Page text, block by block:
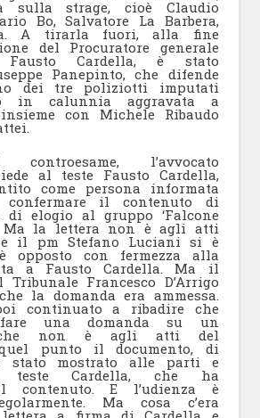
sulla strage, cioè Claudio
Bo, Salvatore La Barbera,
A tirarla fuori, alla fine
del Procuratore generale
Cardella, è stato
Panepinto, che difende
dei tre poliziotti imputati
in calunnia aggravata a
con Michele Ribaudo
l’avvocato
al teste Fausto Cardella,
come persona informata
il contenuto di
elogio al gruppo ‘Falcone
Ma la lettera non è agli atti
e il pm Stefano Luciani si è
opposto con fermezza alla
a Fausto Cardella. Ma il
Tribunale Francesco D’Arrigo
la domanda era ammessa.
continuato a ribadire che
una domanda su un
che non è agli atti del
punto il documento, di
stato mostrato alle parti e
teste Cardella, che ha
contenuto. E l’udienza è
Ma cosa c’era